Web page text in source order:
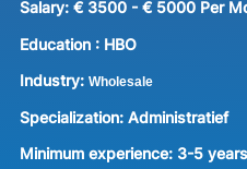
Salary: € 3500 - € 5000 Per
Education : HBO
Industry: Wholesale
Specialization: Administratief
Minimum experience: 3-5 years